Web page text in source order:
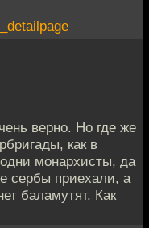
верно. Но где же
как в
монархисты, да
сербы приехали, а
баламутят. Как